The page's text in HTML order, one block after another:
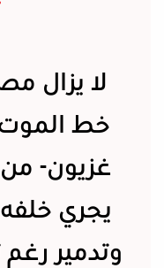
لا يزال
خط
غزيون-
يجري
وتدمير